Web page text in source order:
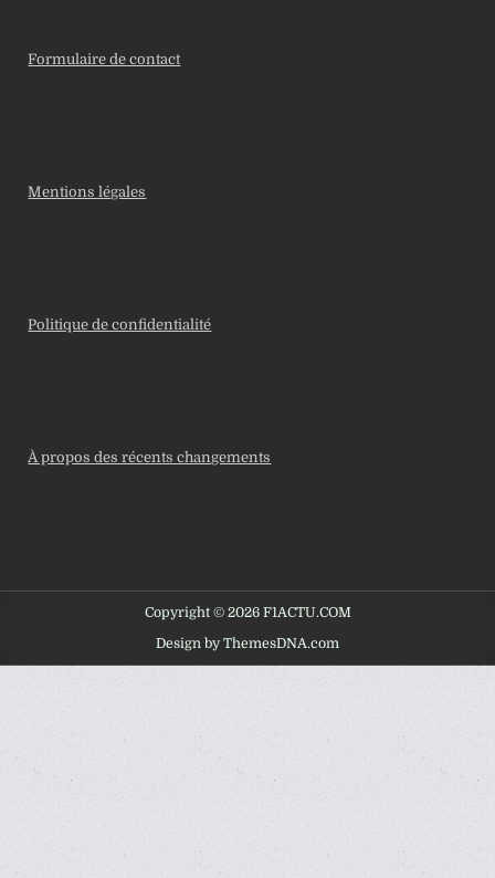
Formulaire de contact
Mentions légales
Politique de confidentialité
À propos des récents changements
Copyright © 2026 F1ACTU.COM
Design by ThemesDNA.com